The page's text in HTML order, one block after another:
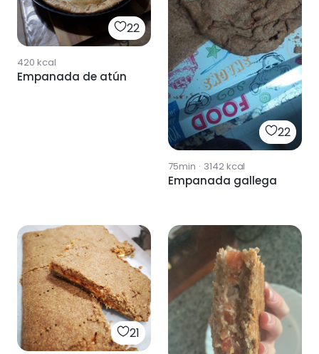
22
420 kcal
Empanada de atún
22
75min · 3142kcal
Empanada gallega
21